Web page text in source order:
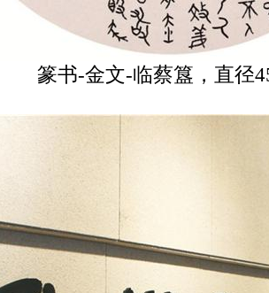
篆书-金文-临蔡簋，直径